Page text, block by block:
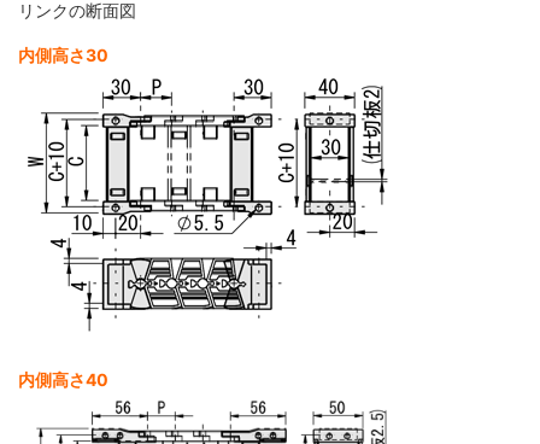
リンクの断面図
内側高さ30
内側高さ40